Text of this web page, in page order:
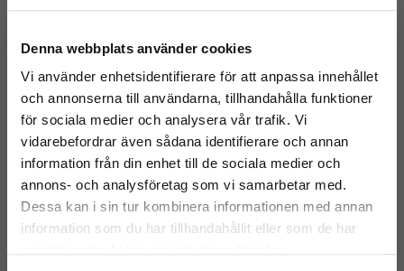
Denna webbplats använder cookies
Vi använder enhetsidentifierare för att anpassa innehållet
och annonserna till användarna, tillhandahålla funktioner
för sociala medier och analysera vår trafik. Vi
vidarebefordrar även sådana identifierare och annan
information från din enhet till de sociala medier och
annons- och analysföretag som vi samarbetar med.
Dessa kan i sin tur kombinera informationen med annan
information som du har tillhandahållit eller som de har
Circular Short
Hyr IT-utrustning för tillfälliga behov!
Vi ser till att utrustningen levereras klar för användning, du slipper
alla krångliga och tidskrävande installationer. Vi utgår ifrån dina
faktiska behov och erbjuder dig en lösning som passar dig för
stunden- oavsett om det är för ett projekt, en tillfällig medarbetare,
event eller kundträff.
* Kostnadseffektiv -du hyr efter ditt behov och betalar därefter.